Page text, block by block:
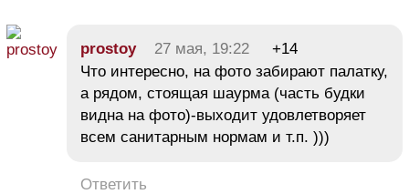
prostoy 27 мая, 19:22
+14
Что интересно, на фото забирают палатку,
а рядом, стоящая шаурма (часть будки
видна на фото)-выходит удовлетворяет
всем санитарным нормам и т.п. )))
Ответить